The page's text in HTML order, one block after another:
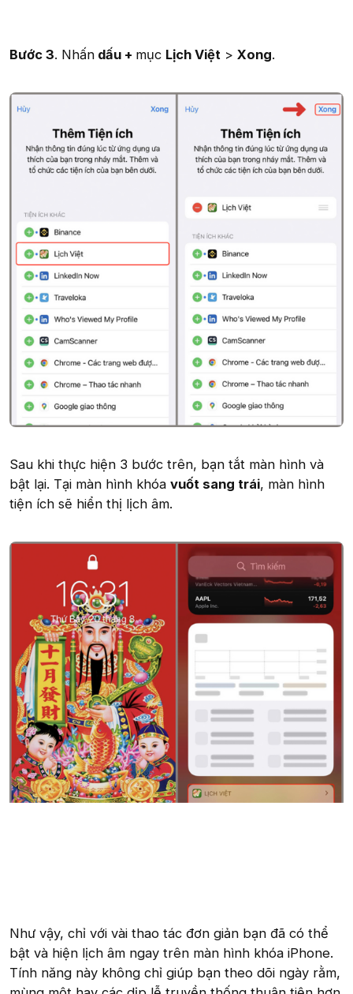
Bước 3. Nhấn dấu + mục Lịch Việt > Xong.
Sau khi thực hiện 3 bước trên, bạn tắt màn hình và
bật lại. Tại màn hình khóa vuốt sang trái, màn hình
tiện ích sẽ hiển thị lịch âm.
Như vậy, chỉ với vài thao tác đơn giản bạn đã có thể
bật và hiện lịch âm ngay trên màn hình khóa iPhone.
Tính năng này không chỉ giúp bạn theo dõi ngày rằm,